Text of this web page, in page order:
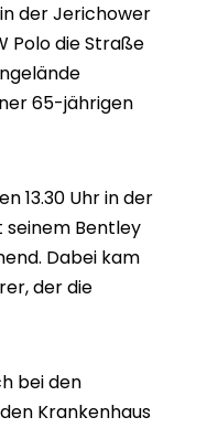
der Jerichower
Polo die Straße
65-jährigen
13.30 Uhr in der
Bentley
Dabei kam
der die
bei den
Krankenhaus